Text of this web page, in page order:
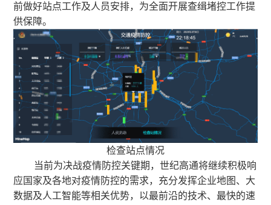
前做好站点工作及人员安排，为全面开展查缉堵控工作提
供保障。
检查站点情况
当前为决战疫情防控关键期，世纪高通将继续积极响
应国家及各地对疫情防控的需求，充分发挥企业地图、大
数据及人工智能等相关优势，以最前沿的技术、最快的速